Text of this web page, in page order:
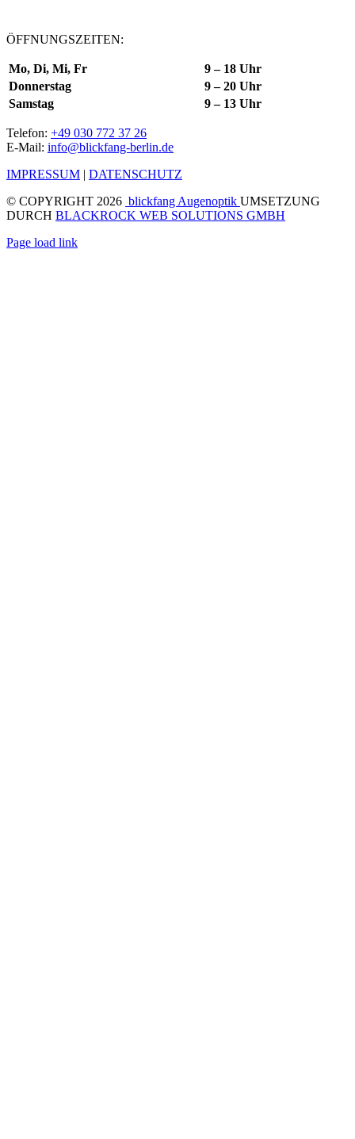
ÖFFNUNGSZEITEN:
Mo, Di, Mi, Fr
9 – 18 Uhr
Donnerstag
9 – 20 Uhr
Samstag
9 – 13 Uhr
Telefon: +49 030 772 37 26
E-Mail: info@blickfang-berlin.de
IMPRESSUM | DATENSCHUTZ
© COPYRIGHT 2026 blickfang Augenoptik UMSETZUNG
DURCH BLACKROCK WEB SOLUTIONS GMBH
Page load link